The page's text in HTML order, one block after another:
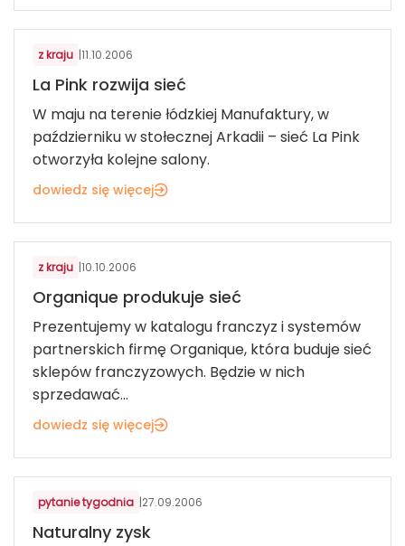
KOSMETYKI, BIŻUTERIA, UPOMINKI
z kraju |11.10.2006
La Pink rozwija sieć
W maju na terenie łódzkiej Manufaktury, w
październiku w stołecznej Arkadii – sieć La Pink
otworzyła kolejne salony.
dowiedz się więcej
KOSMETYKI, BIŻUTERIA, UPOMINKI
z kraju |10.10.2006
Organique produkuje sieć
Prezentujemy w katalogu franczyz i systemów
partnerskich firmę Organique, która buduje sieć
sklepów franczyzowych. Będzie w nich
sprzedawać...
dowiedz się więcej
KOSMETYKI, BIŻUTERIA, UPOMINKI
pytanie tygodnia |27.09.2006
Naturalny zysk